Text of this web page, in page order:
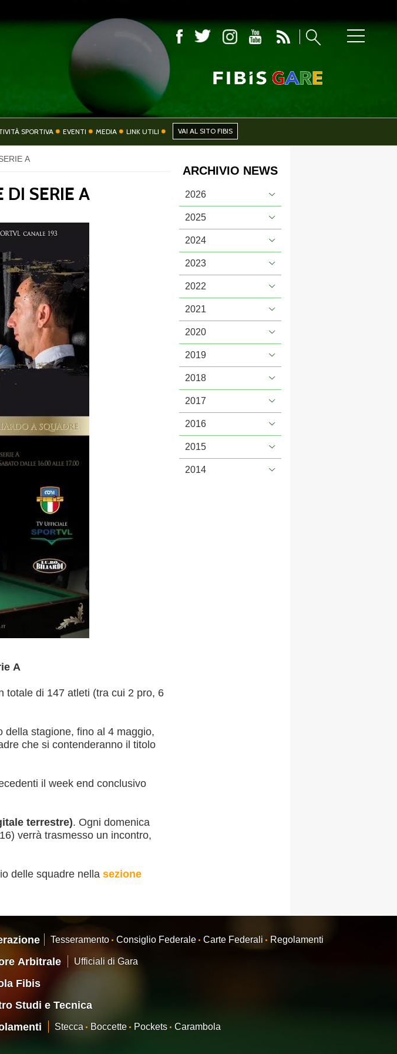
COMITATI PROVINCIALI
PHOTOGALLERY
Federali
SPORTIVA EVENTI MEDIA LINK UTILI VAI AL SITO FIBIS
A
DI SERIE A
A
totale di 147 atleti (tra cui 2 pro, 6
della stagione, fino al 4 maggio,
che si contenderanno il titolo
il week end conclusivo
terrestre). Ogni domenica
verrà trasmesso un incontro,
delle squadre nella sezione
ARCHIVIO NEWS
2026
2025
2024
2023
2022
2021
2020
2019
2018
2017
2016
2015
2014
Tesseramento Consiglio Federale Carte Federali Regolamenti
Arbitrale Ufficiali di Gara
Fibis
Studi e Tecnica
Stecca Boccette Pockets Carambola